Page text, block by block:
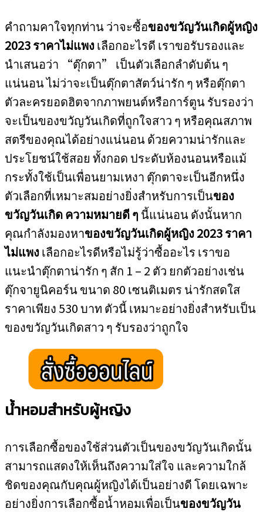
คำถามคาใจทุกท่าน ว่าจะซื้อของขวัญวันเกิดผู้หญิง
2023 ราคาไม่แพงเลือกอะไรดี เราขอรับรองและ
นำเสนอว่า “ตุ๊กตา” เป็นตัวเลือกลำดับต้น ๆ
แน่นอน ไม่ว่าจะเป็นตุ๊กตาสัตว์น่ารัก ๆ หรือตุ๊กตา
ตัวละครยอดฮิตจากภาพยนต์หรือการ์ตูน รับรองว่า
จะเป็นของขวัญวันเกิดที่ถูกใจสาว ๆ หรือคุณสภาพ
สตรีของคุณได้อย่างแน่นอน ด้วยความน่ารักและ
ประโยชน์ใช้สอย ทั้งกอด ประดับห้องนอนหรือแม้
กระทั้งใช้เป็นเพื่อนยามเหงา ตุ๊กตาจะเป็นอีกหนึ่ง
ตัวเลือกที่เหมาะสมอย่างยิ่งสำหรับการเป็นของ
ขวัญวันเกิด ความหมายดี ๆ นี้แน่นอน ดังนั้นหาก
คุณกำลังมองหาของขวัญวันเกิดผู้หญิง 2023 ราคา
ไม่แพงเลือกอะไรดีหรือไม่รู้ว่าซื้ออะไร เราขอ
แนะนำตุ๊กตาน่ารัก ๆ สัก 1 – 2 ตัว ยกตัวอย่างเช่น
ตุ๊กจายูนิคอร์น ขนาด 80 เซนติเมตร น่ารักสดใส
ราคาเพียง 530 บาท ตัวนี้ เหมาะอย่างยิ่งสำหรับเป็น
ของขวัญวันเกิดสาว ๆ รับรองว่าถูกใจ
น้ำหอมสำหรับผู้หญิง
การเลือกซื้อของใช้ส่วนตัวเป็นของขวัญวันเกิดนั้น
สามารถแสดงให้เห็นถึงความใส่ใจ และความใกล้
ชิดของคุณกับคุณผู้หญิงได้เป็นอย่างดี โดยเฉพาะ
อย่างยิ่งการเลือกซื้อน้ำหอมเพื่อเป็นของขวัญวัน